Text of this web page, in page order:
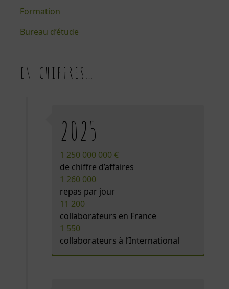
Formation
Bureau d’étude
EN CHIFFRES…
2025
1 250 000 000 €
de chiffre d’affaires
1 260 000
repas par jour
11 200
collaborateurs en France
1 550
collaborateurs à l’International